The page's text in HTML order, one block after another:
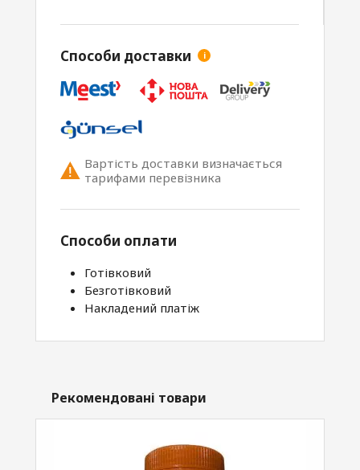
Способи доставки i
Вартість доставки визначається
тарифами перевізника
Способи оплати
Готівковий
Безготівковий
Накладений платіж
Рекомендовані товари